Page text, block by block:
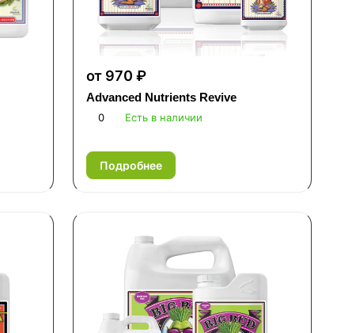
от 970 ₽
Advanced Nutrients Revive
0 Есть в наличии
Подробнее